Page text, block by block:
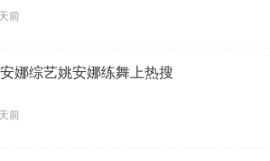
前
娜综艺姚安娜练舞上热搜
前